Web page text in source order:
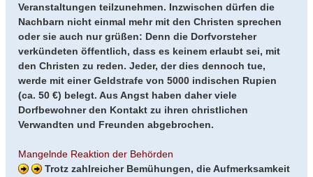
Veranstaltungen teilzunehmen. Inzwischen dürfen die
Nachbarn nicht einmal mehr mit den Christen sprechen
oder sie auch nur grüßen: Denn die Dorfvorsteher
verkündeten öffentlich, dass es keinem erlaubt sei, mit
den Christen zu reden. Jeder, der dies dennoch tue,
werde mit einer Geldstrafe von 5000 indischen Rupien
(ca. 50 €) belegt. Aus Angst haben daher viele
Dorfbewohner den Kontakt zu ihren christlichen
Verwandten und Freunden abgebrochen.
Mangelnde Reaktion der Behörden
Trotz zahlreicher Bemühungen, die Aufmerksamkeit